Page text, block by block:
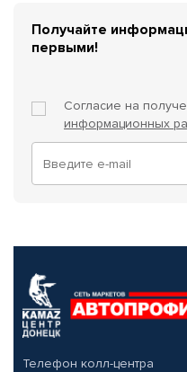
Получайте
первыми!
Согласие на
информационных
Телефон колл-центра